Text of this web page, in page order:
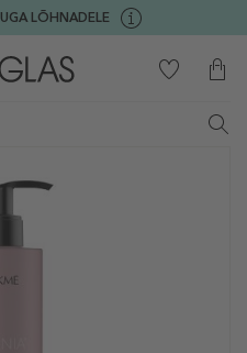
LÕHNADELE